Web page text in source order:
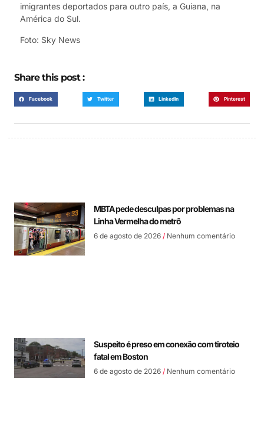
imigrantes deportados para outro país, a Guiana, na
América do Sul.
Foto: Sky News
Share this post :
Facebook Twitter LinkedIn Pinterest
MBTA pede desculpas por problemas na
Linha Vermelha do metrô
6 de agosto de 2026 Nenhum comentário
Suspeito é preso em conexão com tiroteio
fatal em Boston
6 de agosto de 2026 Nenhum comentário